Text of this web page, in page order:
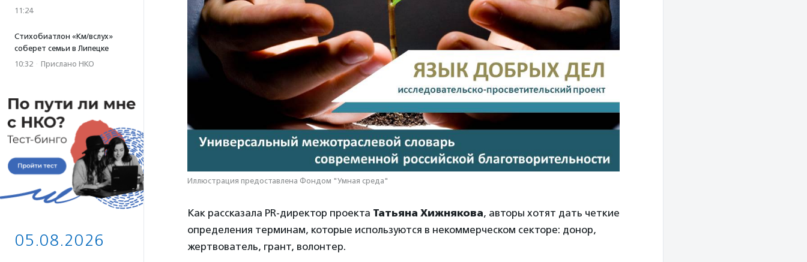
11:24
Стихобиатлон «Км/вслух»
соберет семьи в Липецке
10:32 · Прислано НКО
05.08.2026
Иллюстрация предоставлена Фондом "Умная среда"
Как рассказала PR-директор проекта Татьяна Хижнякова, авторы хотят дать четкие
определения терминам, которые используются в некоммерческом секторе: донор,
жертвователь, грант, волонтер.